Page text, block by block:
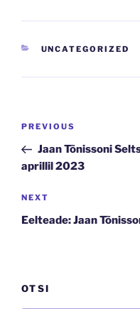
CATEGORIES
UNCATEGORIZED
Navigeerimine
Previous
Post
PREVIOUS
Jaan Tõnissoni
aprillil 2023
Next
Post
NEXT
Eelteade: Jaan
OTSI